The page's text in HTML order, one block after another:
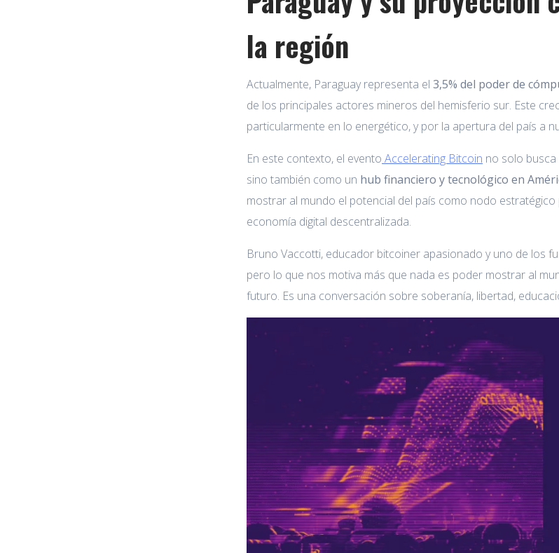
la región
Actualmente, Paraguay representa el 3,5% del poder de
de los principales actores mineros del hemisferio sur. Este
particularmente en lo energético, y por la apertura del país a
En este contexto, el evento Accelerating Bitcoin no solo
sino también como un hub financiero y tecnológico en
mostrar al mundo el potencial del país como nodo
economía digital descentralizada.
Bruno Vaccotti, educador bitcoiner apasionado y uno de los
pero lo que nos motiva más que nada es poder mostrar al
futuro. Es una conversación sobre soberanía, libertad,